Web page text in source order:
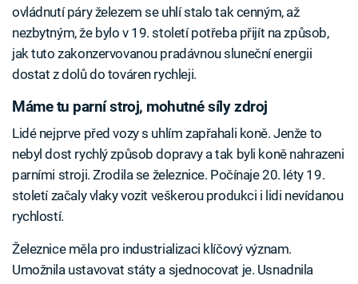
ovládnutí páry železem se uhlí stalo tak cenným, až
nezbytným, že bylo v 19. století potřeba přijít na způsob,
jak tuto zakonzervovanou pradávnou sluneční energii
dostat z dolů do továren rychleji.
Máme tu parní stroj, mohutné síly zdroj
Lidé nejprve před vozy s uhlím zapřahali koně. Jenže to
nebyl dost rychlý způsob dopravy a tak byli koně nahrazeni
parními stroji. Zrodila se železnice. Počínaje 20. léty 19.
století začaly vlaky vozit veškerou produkci i lidi nevídanou
rychlostí.
Železnice měla pro industrializaci klíčový význam.
Umožnila ustavovat státy a sjednocovat je. Usnadnila